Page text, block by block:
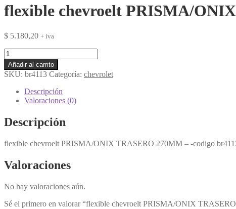
flexible chevroelt PRISMA/
$ 5.180,20 + iva
flexible
chevroelt
PRISMA/ONIX
TRASERO
270MM
codigo
br4113
EQ.
cantidad
Añadir al carrito
SKU: br4113 Categoría: chevrolet
Descripción
Valoraciones (0)
Descripción
flexible chevroelt PRISMA/ONIX TRASERO 270MM – -codigo
Valoraciones
No hay valoraciones aún.
Sé el primero en valorar “flexible chevroelt PRISMA/ONIX